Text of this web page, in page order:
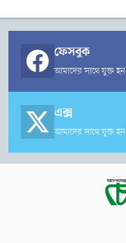
ফেসবুক
আমাদের সাথে যুক্ত হন
এক্স
আমাদের সাথে যুক্ত হন